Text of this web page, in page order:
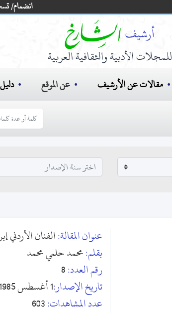
انضمام/
للمجلات الأدبية والثقافية العربية
مقالات عن الأرشيف عن الموقع
عنوان المقالة:الفنان الأردني
بقلم:محمد حلمي محمد
رقم العدد:8
تاريخ الإصدار:1 أغسطس 1985
عدد المشاهدات:603